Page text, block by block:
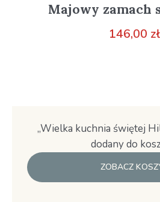
Majowy zamach
146,00 zł
„Wielka kuchnia świętej
dodany do
ZOBACZ